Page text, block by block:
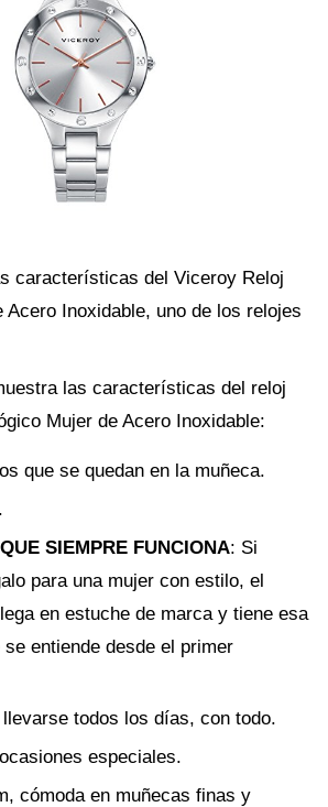
características del Viceroy Reloj
Acero Inoxidable, uno de los relojes
las características del reloj
Mujer de Acero Inoxidable:
que se quedan en la muñeca.
SIEMPRE FUNCIONA: Si
para una mujer con estilo, el
en estuche de marca y tiene esa
se entiende desde el primer
llevarse todos los días, con todo.
especiales.
cómoda en muñecas finas y